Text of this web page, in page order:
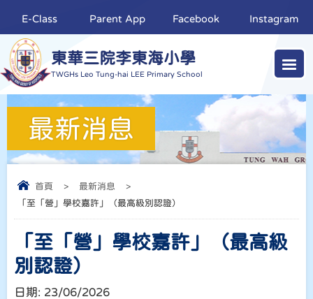
東華三院李東海小學
TWGHs Leo Tung-hai LEE Primary School
E-Class Parent App Facebook Instagram
最新消息
首頁 > 最新消息
>
「至「營」學校嘉許」（最高級別認證）
「至「營」學校嘉許」（最高級
別認證）
日期: 23/06/2026